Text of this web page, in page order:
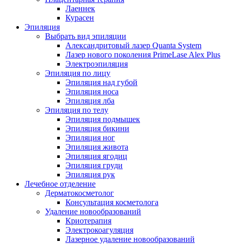
Лаеннек
Курасен
Эпиляция
Выбрать вид эпиляции
Александритовый лазер Quanta System
Лазер нового поколения PrimeLase Alex Plus
Электроэпиляция
Эпиляция по лицу
Эпиляция над губой
Эпиляция носа
Эпиляция лба
Эпиляция по телу
Эпиляция подмышек
Эпиляция бикини
Эпиляция ног
Эпиляция живота
Эпиляция ягодиц
Эпиляция груди
Эпиляция рук
Лечебное отделение
Дерматокосметолог
Консультация косметолога
Удаление новообразований
Криотерапия
Электрокоагуляция
Лазерное удаление новообразований